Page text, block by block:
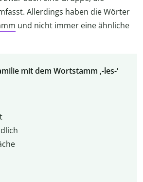
Allerdings haben die Wörter
und nicht immer eine ähnliche
mit dem Wortstamm ‚-les-‘